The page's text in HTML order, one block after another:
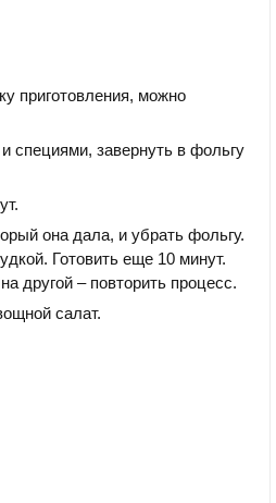
приготовления, можно
специями, завернуть в фольгу
она дала, и убрать фольгу.
Готовить еще 10 минут.
другой – повторить процесс.
салат.